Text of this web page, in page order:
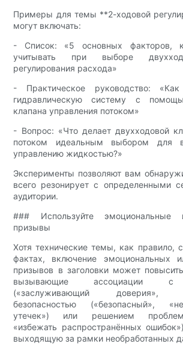
Примеры для темы **2-ходовой
могут включать:
- Список: «5 основных факторов,
учитывать при выборе
регулирования расхода»
- Практическое руководство: «Как
гидравлическую систему с
клапана управления потоком»
- Вопрос: «Что делает двухходовой
потоком идеальным выбором для
управлению жидкостью?»
Эксперименты позволяют вам
всего резонирует с определенными
аудитории.
### Используйте эмоциональные
призывы
Хотя технические темы, как правило,
фактах, включение эмоциональных
призывов в заголовки может
вызывающие ассоциации с
(«заслуживающий доверия»,
безопасностью («безопасный»,
утечек») или решением проблем
«избежать распространённых
выходящую за рамки необработанных